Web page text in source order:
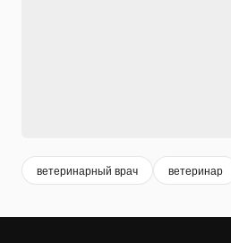
ветеринарный врач ветеринар